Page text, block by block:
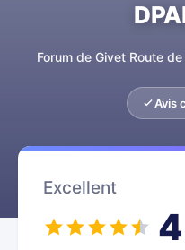
Forum de Givet Route
Avis
Excellent